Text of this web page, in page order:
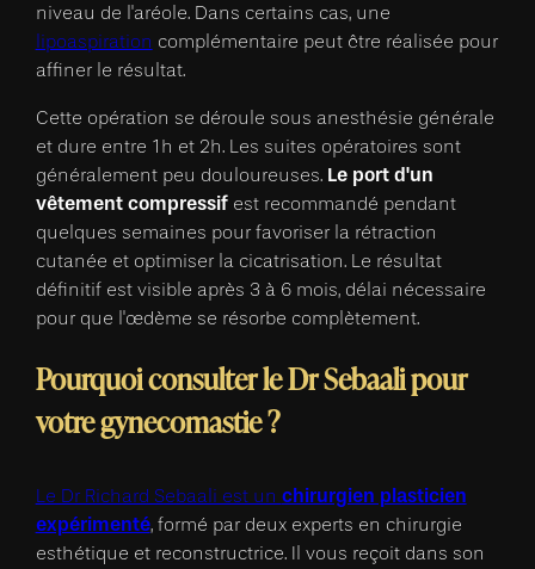
niveau de l'aréole. Dans certains cas, une
lipoaspiration complémentaire peut être réalisée pour
affiner le résultat.
Cette opération se déroule sous anesthésie générale
et dure entre 1h et 2h. Les suites opératoires sont
généralement peu douloureuses. Le port d'un
vêtement compressifest recommandé pendant
quelques semaines pour favoriser la rétraction
cutanée et optimiser la cicatrisation. Le résultat
définitif est visible après 3 à 6 mois, délai nécessaire
pour que l'œdème se résorbe complètement.
Pourquoi consulter le Dr Sebaali pour
votre gynecomastie ?
Le Dr Richard Sebaali est un chirurgien plasticien
expérimenté, formé par deux experts en chirurgie
esthétique et reconstructrice. Il vous reçoit dans son